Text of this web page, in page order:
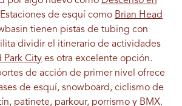
Estaciones de esquí como Brian Head
tienen pistas de tubing con
dividir el itinerario de actividades
Park City es otra excelente opción.
de acción de primer nivel ofrece
de esquí, snowboard, ciclismo de
patinete, parkour, porrismo y BMX.